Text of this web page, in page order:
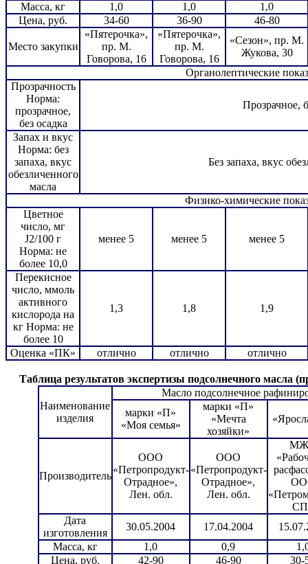
Масса, кг
1,0 1,0
1,0
Цена, руб.
34-60 36-90 46-80
Место закупки
«Пятерочка»,
пр. М.
Говорова, 16
«Пятерочка»,
пр. М.
Говорова, 16
«Сезон», пр. М.
Жукова, 30
Органолептические
Прозрачность
Норма:
прозрачное,
без осадка
Прозрачное,
Запах и вкус
Норма: без
запаха, вкус
обезличенного
масла
Без запаха, вкус
Физико-химические
Цветное
число, мг
J2/100 г
Норма: не
более 10,0
менее 5 менее 5 менее 5
Перекисное
число, ммоль
активного
кислорода на
кг Норма: не
более 10
1,3 1,8 1,9
Оценка «ПК» отлично отлично отлично
Таблица результатов экспертизы подсолнечного масла
Наименование
изделия
Масло подсолнечное
марки «П»
«Моя семья»
марки «П»
«Мечта
хозяйки»
Производитель
ООО
«Петропродукт-
Отрадное»,
Лен. обл.
ООО
«Петропродукт-
Отрадное»,
Лен. обл.
Дата
изготовления
30.05.2004 17.04.2004
Масса, кг
1,0 0,9
Цена, руб.
42-90 46-90 30-